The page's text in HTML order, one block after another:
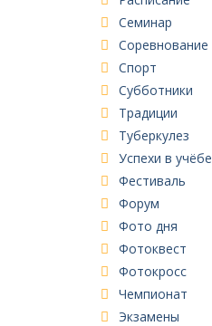
Семинар
Соревнование
Спорт
Субботники
Традиции
Туберкулез
Успехи в учёбе
Фестиваль
Форум
Фото дня
Фотоквест
Фотокросс
Чемпионат
Экзамены